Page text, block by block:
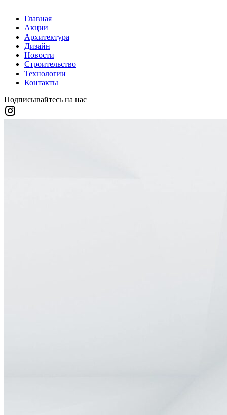
Главная
Акции
Архитектура
Дизайн
Новости
Строительство
Технологии
Контакты
Подписывайтесь на нас